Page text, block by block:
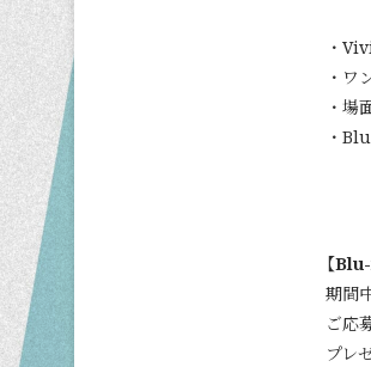
・
・ワ
・場
・
【
期間
ご応
プレ